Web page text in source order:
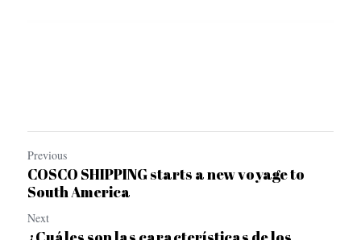
Previous
COSCO SHIPPING starts a new voyage to
South America
Next